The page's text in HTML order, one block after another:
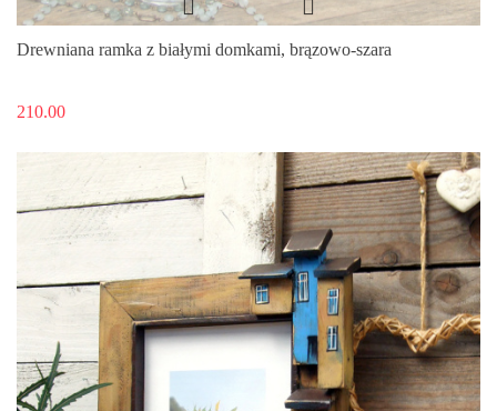
Drewniana ramka z białymi domkami, brązowo-szara
210.00